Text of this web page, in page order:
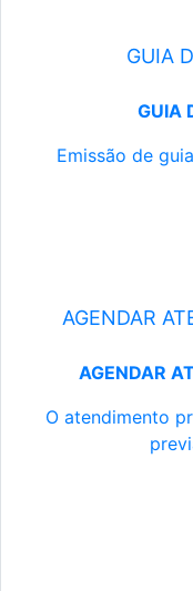
GUIA
GUIA
Emissão de
AGENDAR
AGENDAR
O atendimento